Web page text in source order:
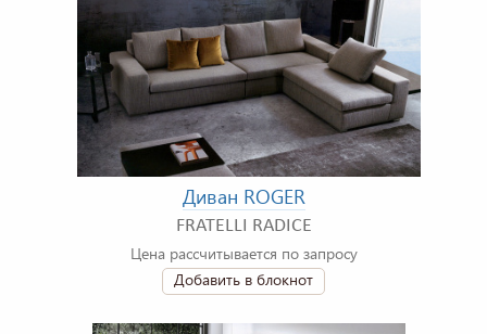
Диван ROGER
FRATELLI RADICE
Цена рассчитывается по запросу
Добавить в блокнот